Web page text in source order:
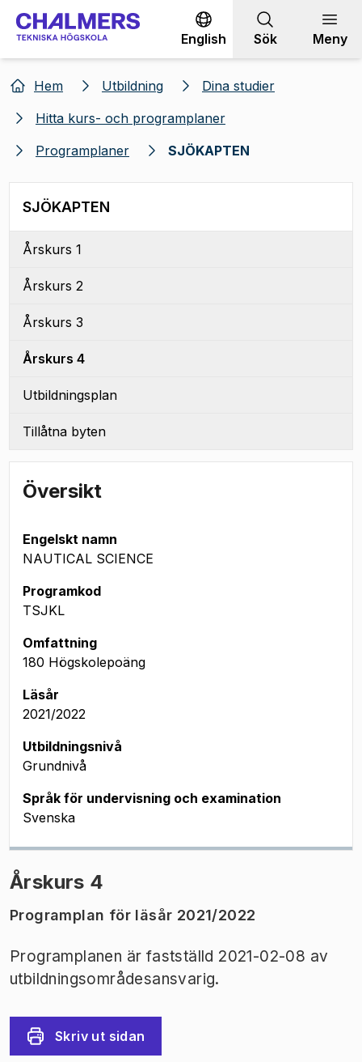
Gå till innehållet
English Sök Meny
Hem Utbildning
Dina studier
Hitta kurs- och programplaner
Programplaner
SJÖKAPTEN
SJÖKAPTEN
Årskurs 1
Årskurs 2
Årskurs 3
Årskurs 4
Utbildningsplan
Tillåtna byten
Översikt
Engelskt namn
NAUTICAL SCIENCE
Programkod
TSJKL
Omfattning
180 Högskolepoäng
Läsår
2021/2022
Utbildningsnivå
Grundnivå
Språk för undervisning och examination
Svenska
Årskurs 4
Programplan för läsår 2021/2022
Programplanen är fastställd 2021-02-08 av
utbildningsområdesansvarig.
Skriv ut sidan